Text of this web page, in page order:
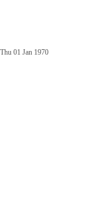
Thu 01 Jan 1970